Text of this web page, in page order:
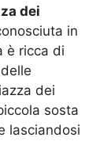
dei
in
è ricca di
dei
sosta
lasciandosi